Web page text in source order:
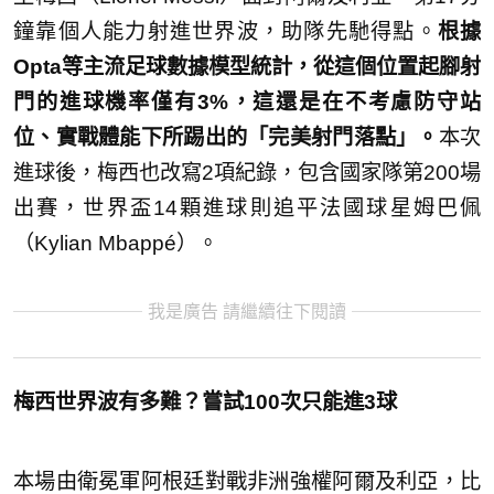
鐘靠個人能力射進世界波，助隊先馳得點。 根據
Opta等主流足球數據模型統計，從這個位置起腳射
門的進球機率僅有3%，這還是在不考慮防守站
位、實戰體能下所踢出的「完美射門落點」。 本次
進球後，梅西也改寫2項紀錄，包含國家隊第200場
出賽，世界盃14顆進球則追平法國球星姆巴佩
（Kylian Mbappé）。
我是廣告 請繼續往下閱讀
梅西世界波有多難？嘗試100次只能進3球
本場由衛冕軍阿根廷對戰非洲強權阿爾及利亞，比